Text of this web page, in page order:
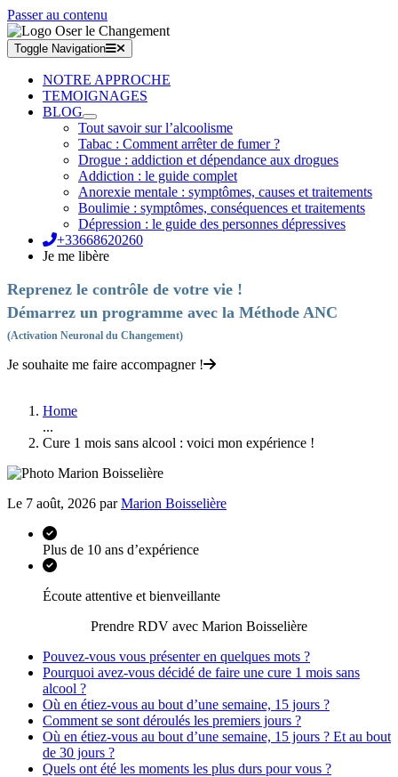
Passer au contenu
Toggle Navigation
NOTRE APPROCHE
TEMOIGNAGES
BLOG
Tout savoir sur l’alcoolisme
Tabac : Comment arrêter de fumer ?
Drogue : addiction et dépendance aux drogues
Addiction : le guide complet
Anorexie mentale : symptômes, causes et traitements
Boulimie : symptômes, conséquences et traitements
Dépression : le guide des personnes dépressives
+33668620260
Je me libère
Reprenez le contrôle de votre vie !
Démarrez un programme avec la Méthode ANC
(Activation Neuronal du Changement)
Je souhaite me faire accompagner !
Home
...
Cure 1 mois sans alcool : voici mon expérience !
Le 7 août, 2026 parMarion Boisselière
Plus de 10 ans d’expérience
Écoute attentive et bienveillante
Prendre RDV avec Marion Boisselière
Pouvez-vous vous présenter en quelques mots ?
Pourquoi avez-vous décidé de faire une cure 1 mois sans
alcool ?
Où en étiez-vous au bout d’une semaine, 15 jours ?
Comment se sont déroulés les premiers jours ?
Où en étiez-vous au bout d’une semaine, 15 jours ? Et au bout
de 30 jours ?
Quels ont été les moments les plus durs pour vous ?